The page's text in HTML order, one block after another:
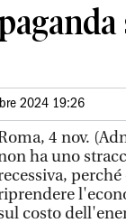
2024 19:26
4 nov.
ha uno
costo